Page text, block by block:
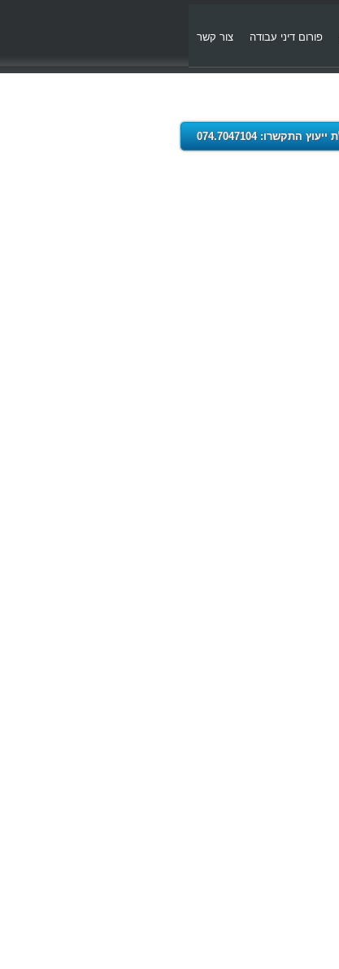
פורום דיני עבודה צור קשר